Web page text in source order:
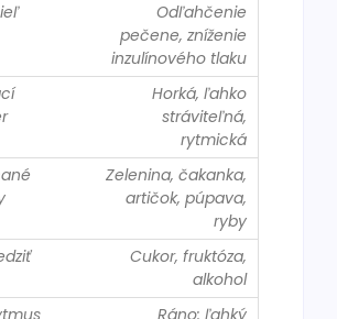
Odľahčenie
pečene, zníženie
inzulínového tlaku
Horká, ľahko
stráviteľná,
rytmická
Zelenina, čakanka,
artičok, púpava,
ryby
Cukor, fruktóza,
alkohol